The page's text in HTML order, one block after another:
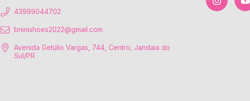
43999044702
bninishoes2022@gmail.com
Avenida Getúlio Vargas, 744, Centro, Jandaia do
Sul/PR